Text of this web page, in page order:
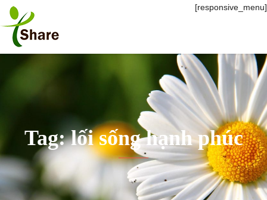
[responsive_menu]
Tag: lối sống hạnh phúc